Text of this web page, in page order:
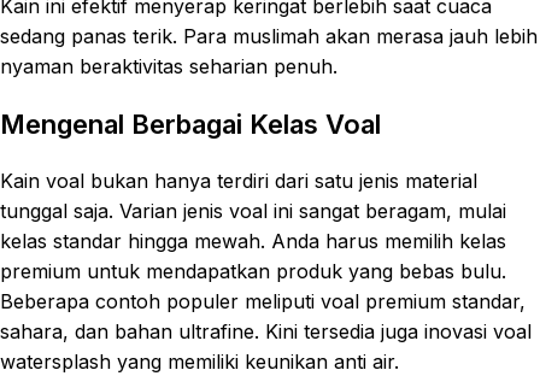
Kain ini efektif menyerap keringat berlebih saat cuaca
sedang panas terik. Para muslimah akan merasa jauh lebih
nyaman beraktivitas seharian penuh.
Mengenal Berbagai Kelas Voal
Kain voal bukan hanya terdiri dari satu jenis material
tunggal saja. Varian jenis voal ini sangat beragam, mulai
kelas standar hingga mewah. Anda harus memilih kelas
premium untuk mendapatkan produk yang bebas bulu.
Beberapa contoh populer meliputi voal premium standar,
sahara, dan bahan ultrafine. Kini tersedia juga inovasi voal
watersplash yang memiliki keunikan anti air.